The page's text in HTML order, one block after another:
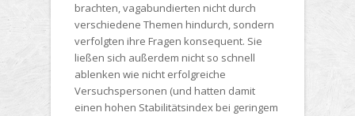
brachten, vagabundierten nicht durch
verschiedene Themen hindurch, sondern
verfolgten ihre Fragen konsequent. Sie
ließen sich außerdem nicht so schnell
ablenken wie nicht erfolgreiche
Versuchspersonen (und hatten damit
einen hohen Stabilitätsindex bei geringem